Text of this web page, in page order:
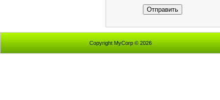
Отправить
Copyright MyCorp © 2026